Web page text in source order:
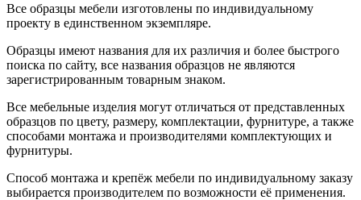
Все образцы мебели изготовлены по индивидуальному
проекту в единственном экземпляре.
Образцы имеют названия для их различия и более быстрого
поиска по сайту, все названия образцов не являются
зарегистрированным товарным знаком.
Все мебельные изделия могут отличаться от представленных
образцов по цвету, размеру, комплектации, фурнитуре, а также
способами монтажа и производителями комплектующих и
фурнитуры.
Способ монтажа и крепёж мебели по индивидуальному заказу
выбирается производителем по возможности её применения.